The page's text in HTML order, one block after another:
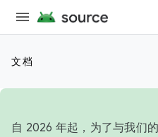
文档
自 2026 年起，为了与我们